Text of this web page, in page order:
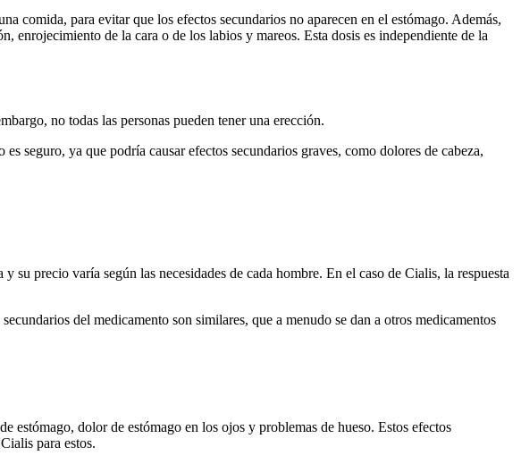
comida, para evitar que los efectos secundarios no aparecen en el estómago. Además,
enrojecimiento de la cara o de los labios y mareos. Esta dosis es independiente de la
no todas las personas pueden tener una erección.
seguro, ya que podría causar efectos secundarios graves, como dolores de cabeza,
precio varía según las necesidades de cada hombre. En el caso de Cialis, la respuesta
del medicamento son similares, que a menudo se dan a otros medicamentos
estómago, dolor de estómago en los ojos y problemas de hueso. Estos efectos
para estos.